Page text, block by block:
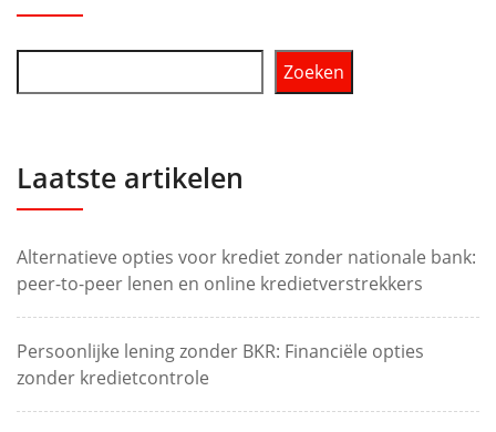
Zoeken
Laatste artikelen
Alternatieve opties voor krediet zonder nationale bank:
peer-to-peer lenen en online kredietverstrekkers
Persoonlijke lening zonder BKR: Financiële opties
zonder kredietcontrole